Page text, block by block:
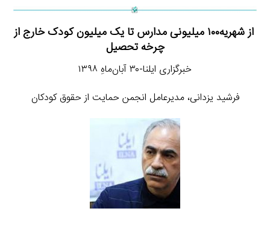
از شهریه۱۰۰ میلیونی مدارس تا یک میلیون کودک خارج از
چرخه تحصیل
خبرگزاری ایلنا-۳۰ آبان‌ماهِ ۱۳۹۸
فرشید یزدانی، مدیرعامل انجمن حمایت از حقوق کودکان